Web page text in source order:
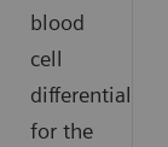
blood
cell
differentials
for the